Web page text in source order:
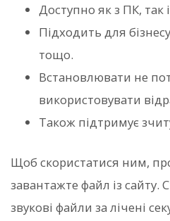
Доступно як з ПК, так
Підходить для
тощо.
Встановлювати не
використовувати
Також підтримує
Щоб скористатися ним,
завантажте файл із сайту.
звукові файли за лічені